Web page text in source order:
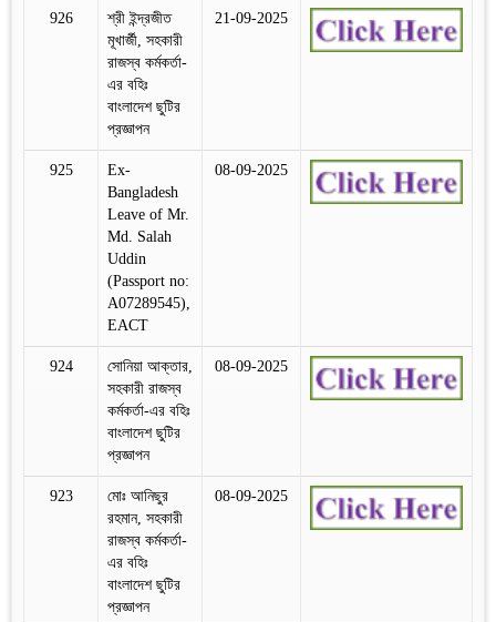
926
শ্রী ইন্দ্রজীত
মূখার্জী, সহকারী
রাজস্ব কর্মকর্তা-
এর বহিঃ
বাংলাদেশ ছুটির
প্রজ্ঞাপন
21-09-2025
925
Ex-
Bangladesh
Leave of Mr.
Md. Salah
Uddin
(Passport no:
A07289545),
EACT
08-09-2025
924
সোনিয়া আক্তার,
সহকারী রাজস্ব
কর্মকর্তা-এর বহিঃ
বাংলাদেশ ছুটির
প্রজ্ঞাপন
08-09-2025
923
মোঃ আনিছুর
রহমান, সহকারী
রাজস্ব কর্মকর্তা-
এর বহিঃ
বাংলাদেশ ছুটির
প্রজ্ঞাপন
08-09-2025